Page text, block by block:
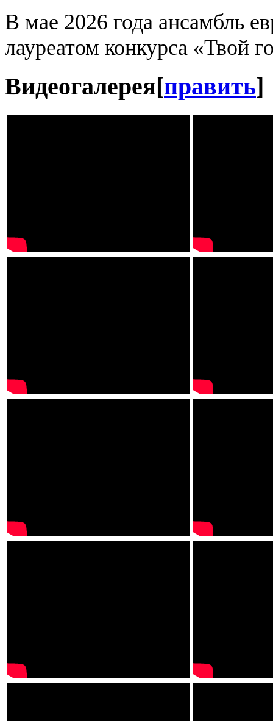
В мае 2026 года ансамбль
лауреатом конкурса «Твой
Видеогалерея[править]